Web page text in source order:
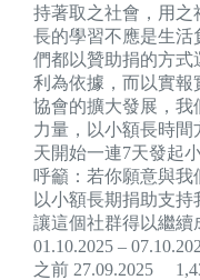
持著取之社會，用之
長的學習不應是生活
們都以贊助捐的方式
利為依據，而以實報
協會的擴大發展，我
力量，以小額長時
天開始一連7天發起
呼籲：若你願意與
以小額長期捐助支
讓這個社群得以繼續
01.10.2025 –
之前 27.09.2025